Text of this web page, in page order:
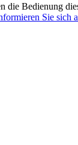
die Bedienung
Sie sich